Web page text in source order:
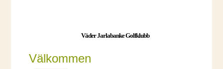
Väder Jarlabanke Golfklubb
Välkommen